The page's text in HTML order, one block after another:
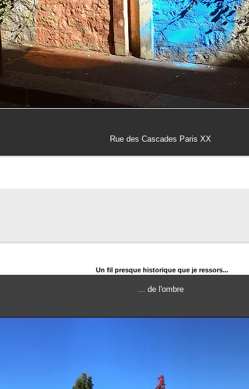
Rue des Cascades Paris XX
Un fil presque historique que je ressors...
... de l'ombre